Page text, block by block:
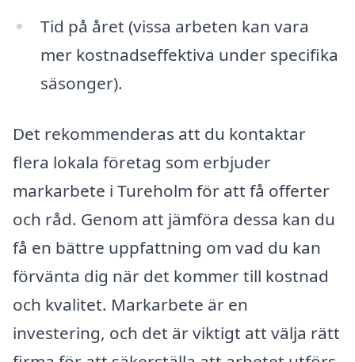
Tid på året (vissa arbeten kan vara
mer kostnadseffektiva under specifika
säsonger).
Det rekommenderas att du kontaktar
flera lokala företag som erbjuder
markarbete i Tureholm för att få offerter
och råd. Genom att jämföra dessa kan du
få en bättre uppfattning om vad du kan
förvänta dig när det kommer till kostnad
och kvalitet. Markarbete är en
investering, och det är viktigt att välja rätt